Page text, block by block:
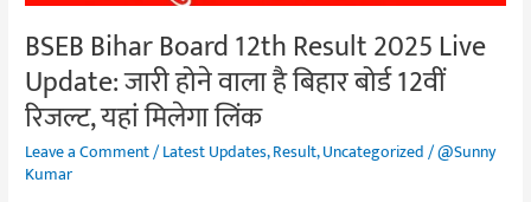
BSEB Bihar Board 12th Result 2025 Live
Update: जारी होने वाला है बिहार बोर्ड 12वीं
रिजल्ट, यहां मिलेगा लिंक
Leave a Comment/Latest Updates,Result,Uncategorized/@Sunny
Kumar
होने
वाला
है
बिहार
बोर्ड
12वीं